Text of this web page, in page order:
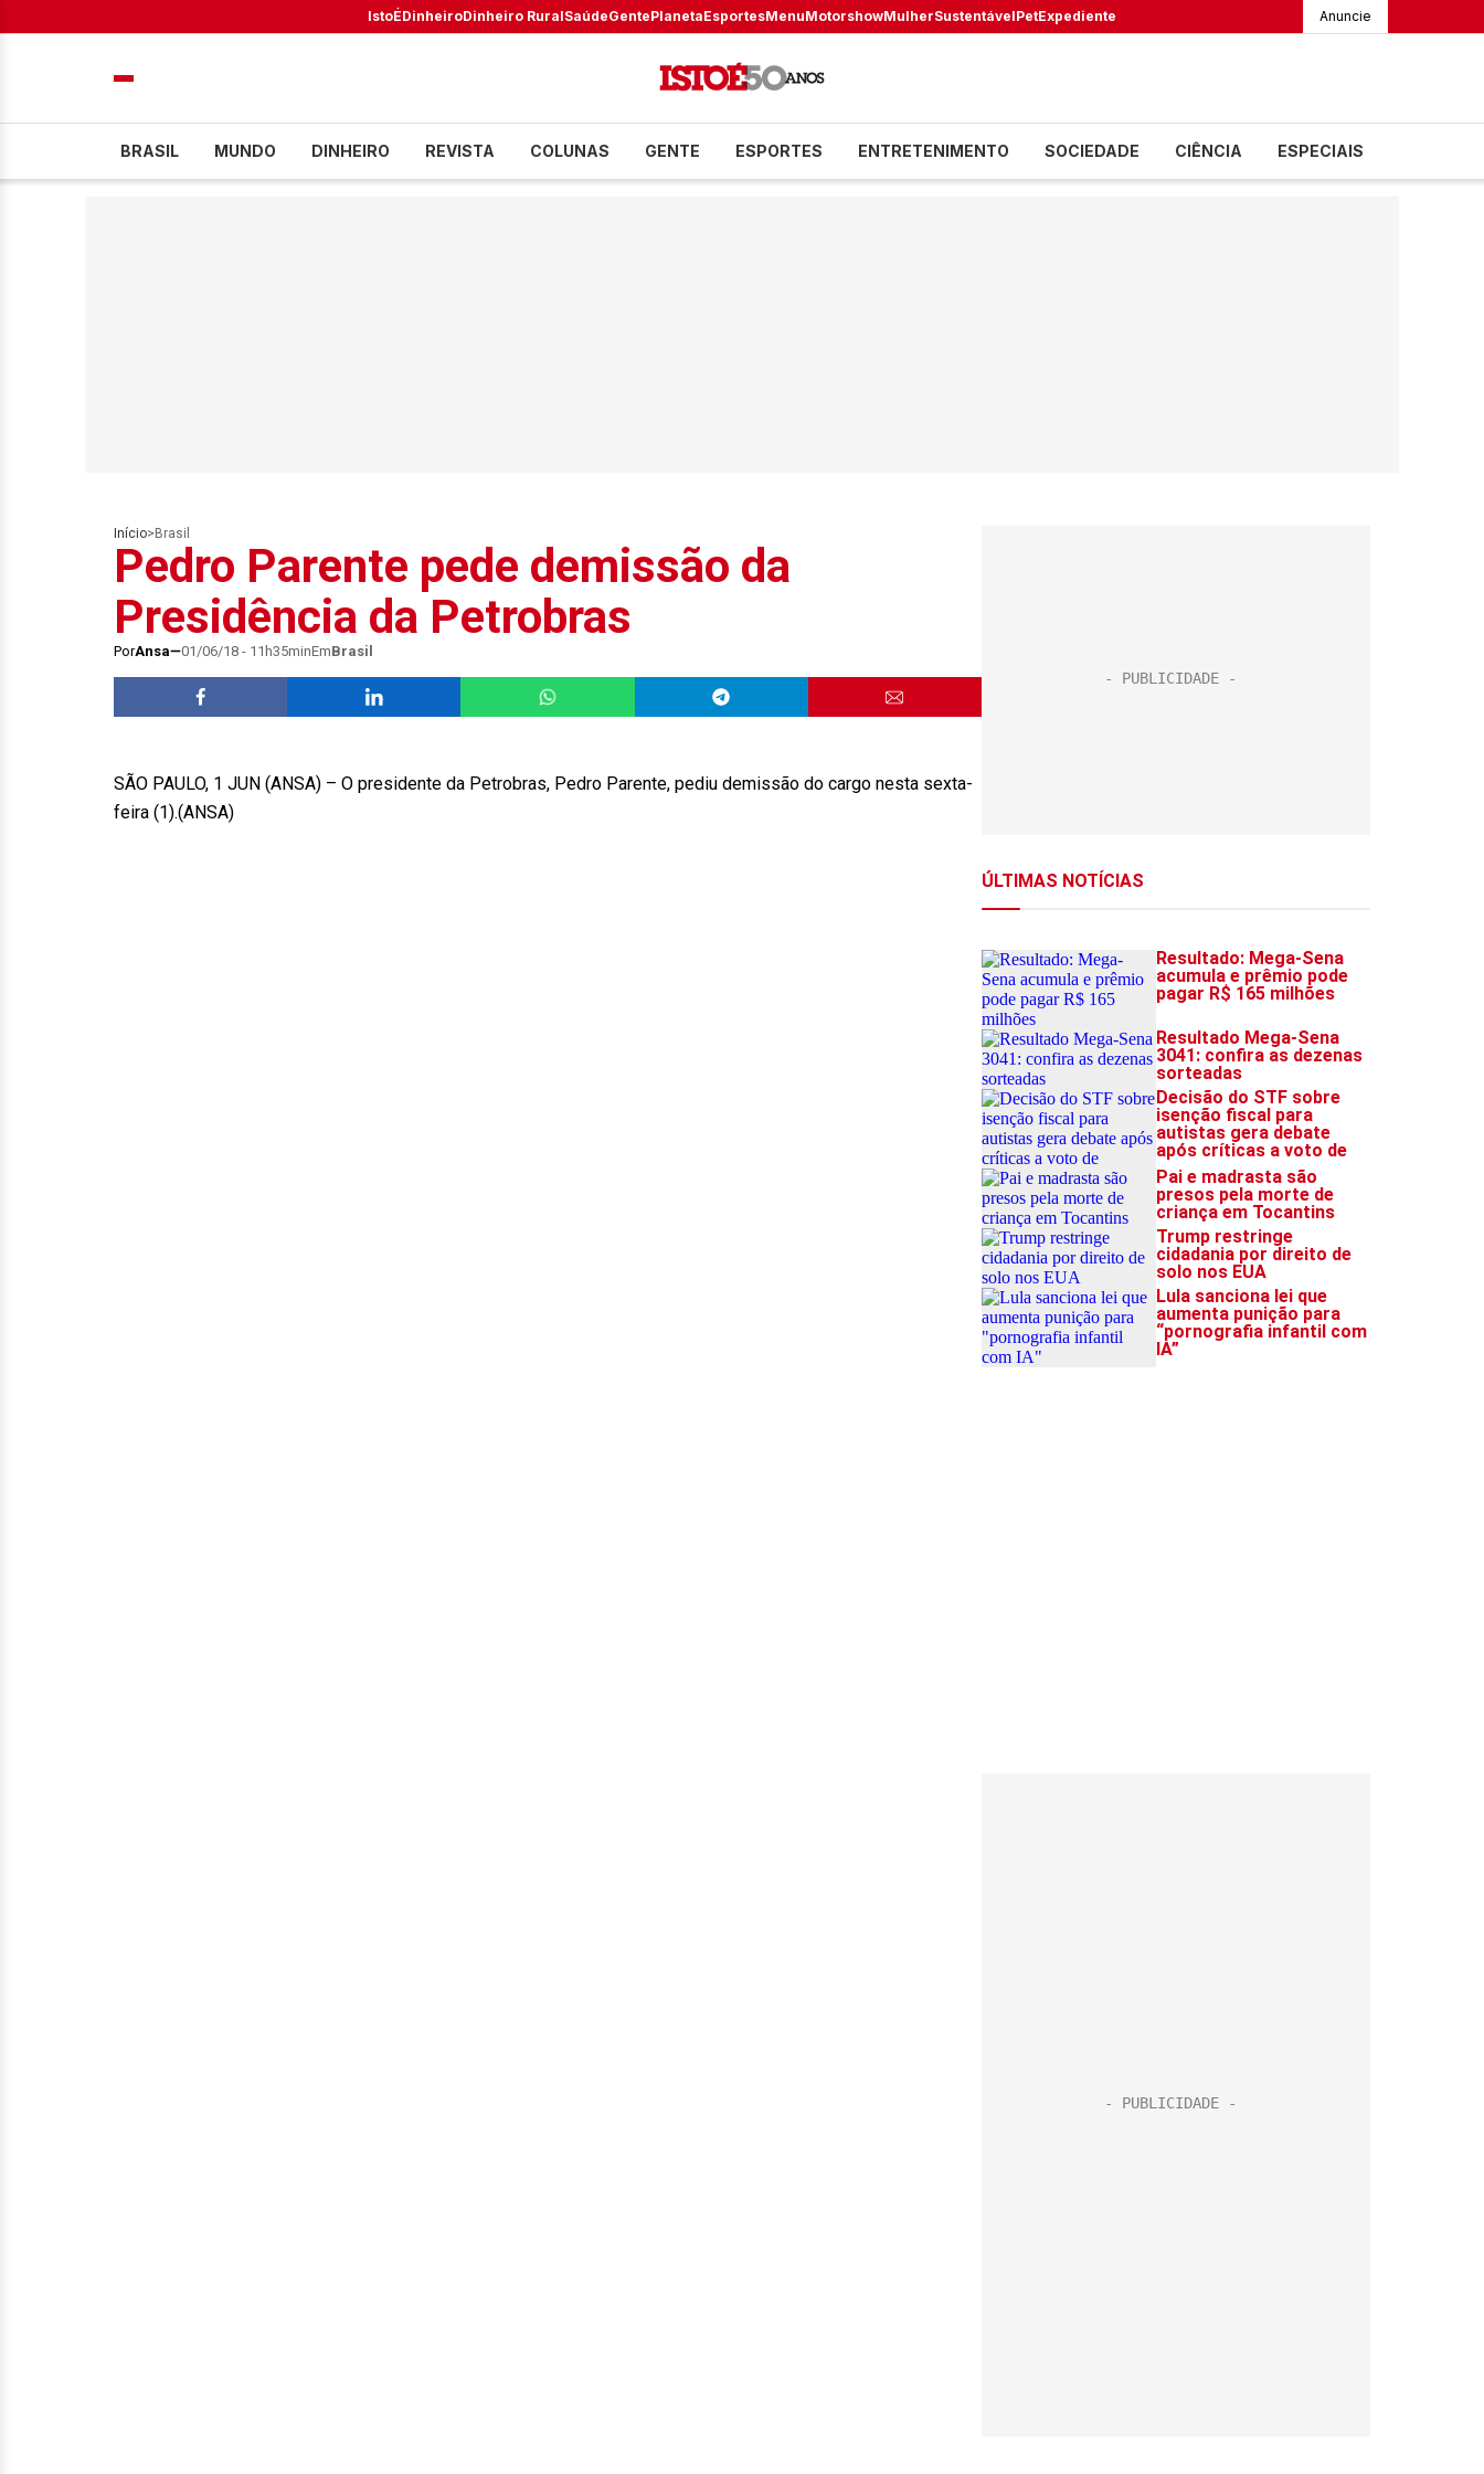
IstoÉDinheiroDinheiro RuralSaúdeGentePlanetaEsportesMenuMotorshowMulherSustentávelPetExpediente Anuncie
BRASIL MUNDO DINHEIRO REVISTA COLUNAS GENTE ESPORTES ENTRETENIMENTO SOCIEDADE CIÊNCIA ESPECIAIS
Início> Brasil
Pedro Parente pede demissão da
Presidência da Petrobras
PorAnsa 01/06/18 - 11h35minEmBrasil
SÃO PAULO, 1 JUN (ANSA) – O presidente da Petrobras, Pedro Parente, pediu demissão do cargo nesta sexta-
feira (1).(ANSA)